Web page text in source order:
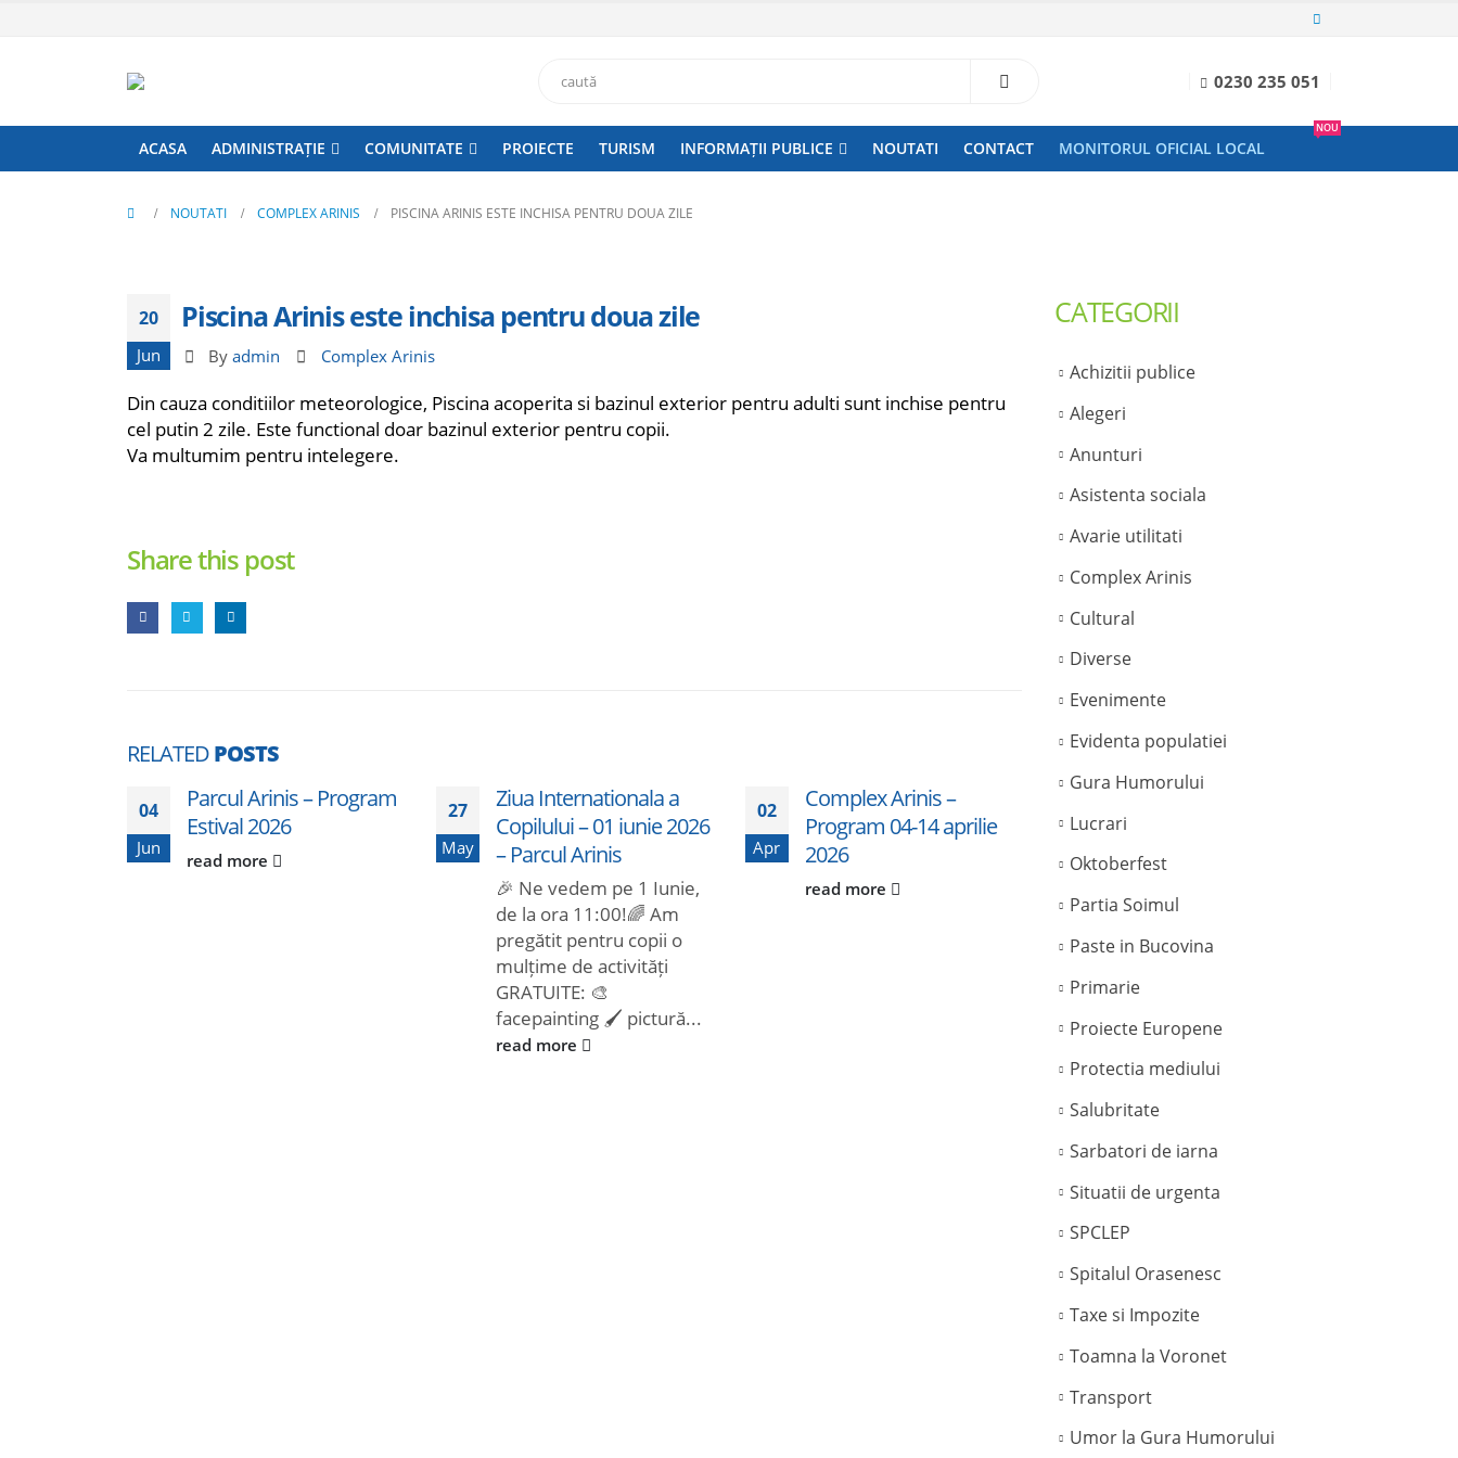
0230 235 051
ACASA ADMINISTRAȚIE COMUNITATE PROIECTE TURISM INFORMAȚII PUBLICE NOUTATI CONTACT MONITORUL OFICIAL LOCAL
NOU
NOUTATI COMPLEX ARINIS PISCINA ARINIS ESTE INCHISA PENTRU DOUA ZILE
20
Jun
Piscina Arinis este inchisa pentru doua zile
By admin Complex Arinis
Din cauza conditiilor meteorologice, Piscina acoperita si bazinul exterior pentru adulti sunt inchise pentru
cel putin 2 zile. Este functional doar bazinul exterior pentru copii.
Va multumim pentru intelegere.
Share this post
RELATEDPOSTS
04
Jun
Parcul Arinis – Program
Estival 2026
read more
27
May
Ziua Internationala a
Copilului – 01 iunie 2026
– Parcul Arinis
🎉 Ne vedem pe 1 Iunie,
de la ora 11:00!🌈 Am
pregătit pentru copii o
mulțime de activități
GRATUITE: 🎨
facepainting 🖌️ pictură...
read more
02
Apr
Complex Arinis –
Program 04-14 aprilie
2026
read more
Final sezon de schi la
Partiile Soimul
read more
CATEGORII
Achizitii publice
Alegeri
Anunturi
Asistenta sociala
Avarie utilitati
Complex Arinis
Cultural
Diverse
Evenimente
Evidenta populatiei
Gura Humorului
Lucrari
Oktoberfest
Partia Soimul
Paste in Bucovina
Primarie
Proiecte Europene
Protectia mediului
Salubritate
Sarbatori de iarna
Situatii de urgenta
SPCLEP
Spitalul Orasenesc
Taxe si Impozite
Toamna la Voronet
Transport
Umor la Gura Humorului